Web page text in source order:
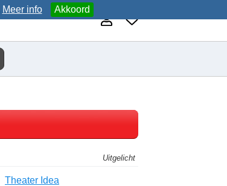
Meer info Akkoord
Uitgelicht
Theater Idea